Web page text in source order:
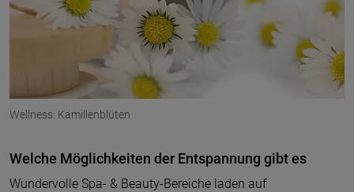
Wellness: Kamillenblüten
Welche Möglichkeiten der Entspannung gibt es
Wundervolle Spa- & Beauty-Bereiche laden auf